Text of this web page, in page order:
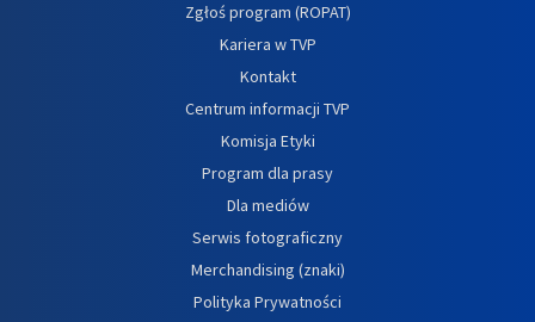
Zgłoś program (ROPAT)
Kariera w TVP
Kontakt
Centrum informacji TVP
Komisja Etyki
Program dla prasy
Dla mediów
Serwis fotograficzny
Merchandising (znaki)
Polityka Prywatności